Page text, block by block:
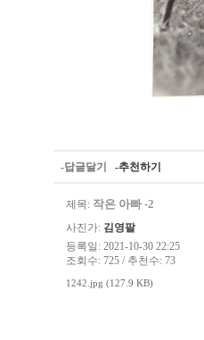
-답글달기 -추천하기
제목: 작은 아빠 -2
사진가: 김영팔
등록일: 2021-10-30 22:25
조회수: 725 / 추천수: 73
1242.jpg (127.9 KB)